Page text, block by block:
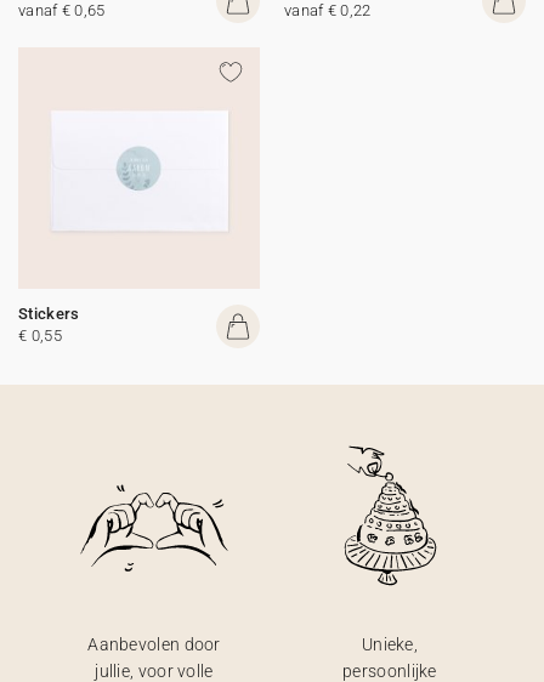
vanaf € 0,65
vanaf € 0,22
Stickers
€ 0,55
Aanbevolen door
jullie, voor volle
Unieke,
persoonlijke